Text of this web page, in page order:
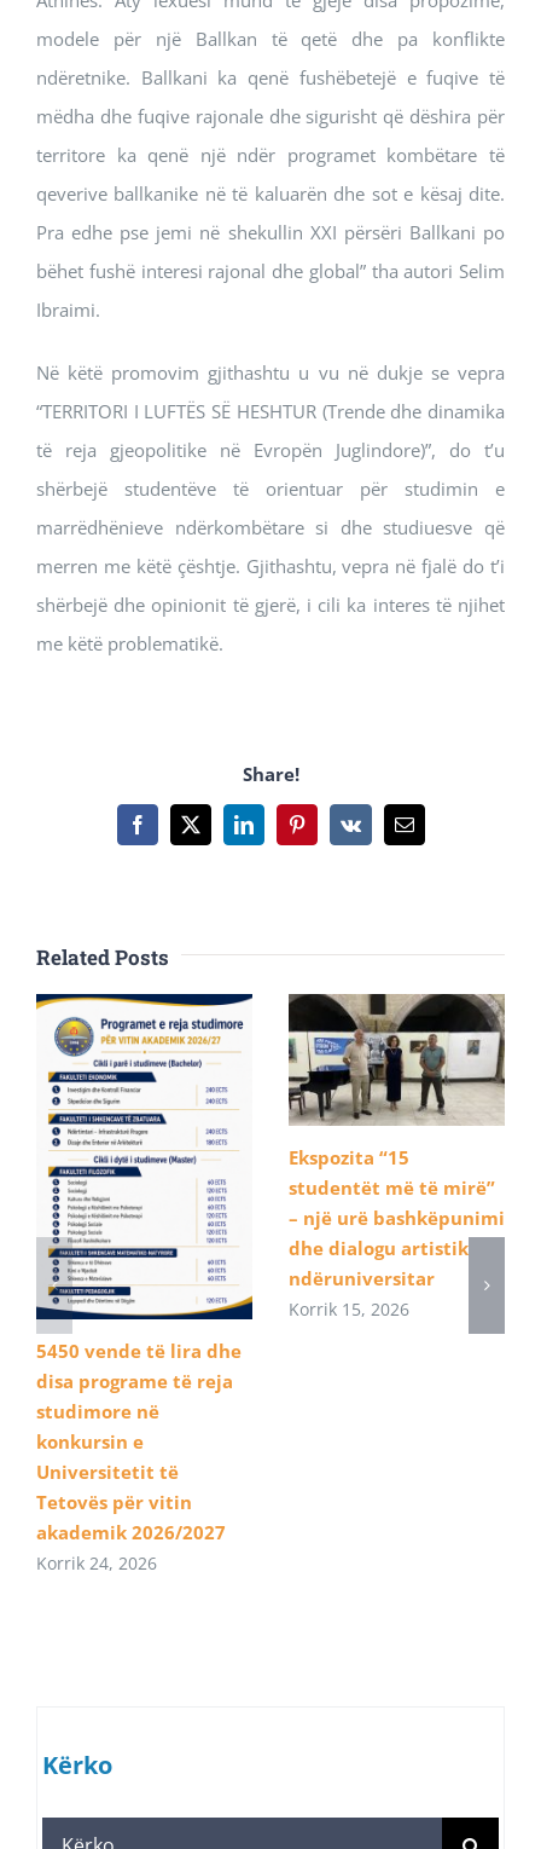
modele për një Ballkan të qetë dhe pa konflikte
ndëretnike. Ballkani ka qenë fushëbetejë e fuqive të
mëdha dhe fuqive rajonale dhe sigurisht që dëshira për
territore ka qenë një ndër programet kombëtare të
qeverive ballkanike në të kaluarën dhe sot e kësaj dite.
Pra edhe pse jemi në shekullin XXI përsëri Ballkani po
bëhet fushë interesi rajonal dhe global” tha autori Selim
Ibraimi.
Në këtë promovim gjithashtu u vu në dukje se vepra
“TERRITORI I LUFTËS SË HESHTUR (Trende dhe dinamika
të reja gjeopolitike në Evropën Juglindore)”, do t’u
shërbejë studentëve të orientuar për studimin e
marrëdhënieve ndërkombëtare si dhe studiuesve që
merren me këtë çështje. Gjithashtu, vepra në fjalë do t’i
shërbejë dhe opinionit të gjerë, i cili ka interes të njihet
me këtë problematikë.
Share!
Facebook
X LinkedInPinterest
Vk Email
Related Posts
5450 vende të lira dhe
disa programe të reja
studimore në
konkursin e
Universitetit të
Tetovës për vitin
akademik 2026/2027
Korrik 24, 2026
Ekspozita “15
studentët më të mirë”
– një urë bashkëpunimi
dhe dialogu artistik
ndëruniversitar
Korrik 15, 2026
Kërko
Search